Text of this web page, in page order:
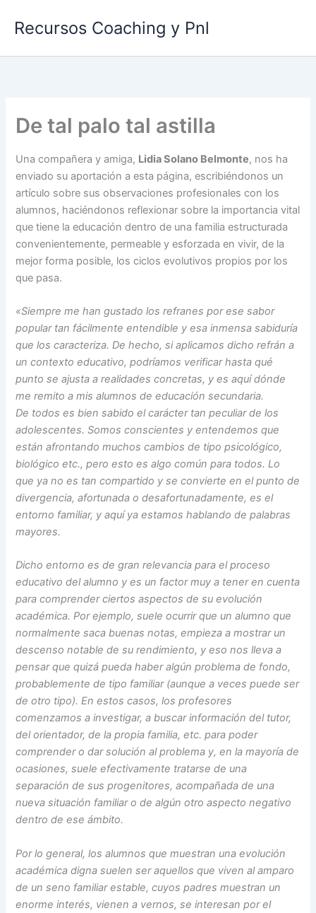
Recursos Coaching y Pnl
De tal palo tal astilla
Una compañera y amiga, Lidia Solano Belmonte, nos ha
enviado su aportación a esta página, escribiéndonos un
artículo sobre sus observaciones profesionales con los
alumnos, haciéndonos reflexionar sobre la importancia vital
que tiene la educación dentro de una familia estructurada
convenientemente, permeable y esforzada en vivir, de la
mejor forma posible, los ciclos evolutivos propios por los
que pasa.
«Siempre me han gustado los refranes por ese sabor
popular tan fácilmente entendible y esa inmensa sabiduría
que los caracteriza. De hecho, si aplicamos dicho refrán a
un contexto educativo, podríamos verificar hasta qué
punto se ajusta a realidades concretas, y es aquí dónde
me remito a mis alumnos de educación secundaria.
De todos es bien sabido el carácter tan peculiar de los
adolescentes. Somos conscientes y entendemos que
están afrontando muchos cambios de tipo psicológico,
biológico etc., pero esto es algo común para todos. Lo
que ya no es tan compartido y se convierte en el punto de
divergencia, afortunada o desafortunadamente, es el
entorno familiar, y aquí ya estamos hablando de palabras
mayores.
Dicho entorno es de gran relevancia para el proceso
educativo del alumno y es un factor muy a tener en cuenta
para comprender ciertos aspectos de su evolución
académica. Por ejemplo, suele ocurrir que un alumno que
normalmente saca buenas notas, empieza a mostrar un
descenso notable de su rendimiento, y eso nos lleva a
pensar que quizá pueda haber algún problema de fondo,
probablemente de tipo familiar (aunque a veces puede ser
de otro tipo). En estos casos, los profesores
comenzamos a investigar, a buscar información del tutor,
del orientador, de la propia familia, etc. para poder
comprender o dar solución al problema y, en la mayoría de
ocasiones, suele efectivamente tratarse de una
separación de sus progenitores, acompañada de una
nueva situación familiar o de algún otro aspecto negativo
dentro de ese ámbito.
Por lo general, los alumnos que muestran una evolución
académica digna suelen ser aquellos que viven al amparo
de un seno familiar estable, cuyos padres muestran un
enorme interés, vienen a vernos, se interesan por el